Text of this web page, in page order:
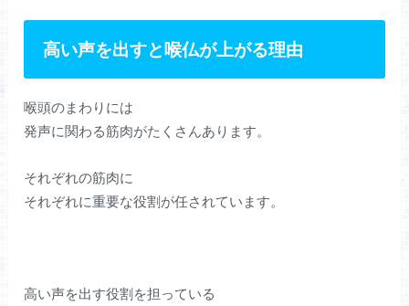
高い声を出すと喉仏が上がる理由
喉頭のまわりには
発声に関わる筋肉がたくさんあります。
それぞれの筋肉に
それぞれに重要な役割が任されています。
高い声を出す役割を担っている